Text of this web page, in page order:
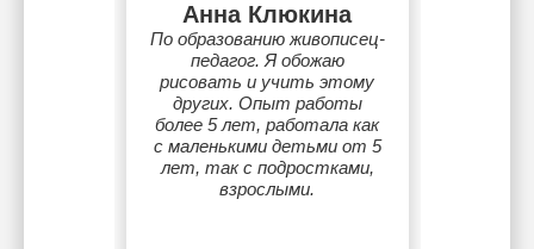
Анна Клюкина
По образованию живописец-
педагог. Я обожаю
рисовать и учить этому
других. Опыт работы
более 5 лет, работала как
с маленькими детьми от 5
лет, так с подростками,
взрослыми.